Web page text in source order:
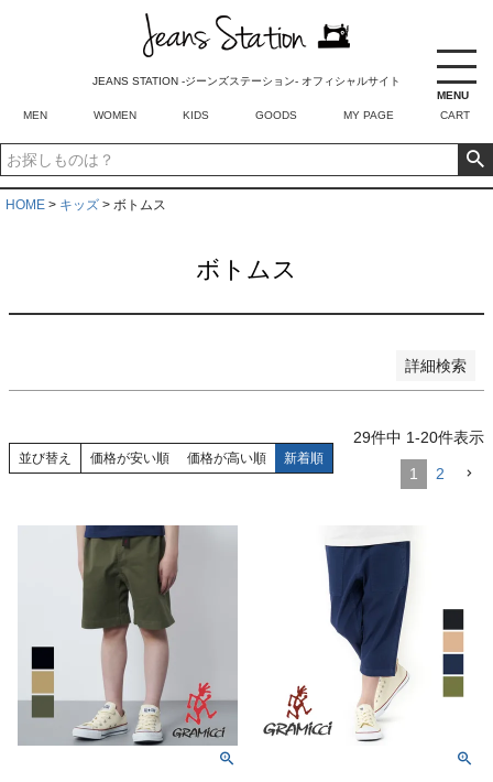
MENU
JEANS STATION -ジーンズステーション- オフィシャルサイト
MEN WOMEN KIDS GOODS MY PAGE CART
HOME キッズ ボトムス
ボトムス
詳細検索
商品番号/JANコード
並び順
登録順
価格が安い順
価格が高い順
キーワードヒット順
検索
並び替え 価格が安い順 価格が高い順 新着順
29件中 1-20件表示
1 2